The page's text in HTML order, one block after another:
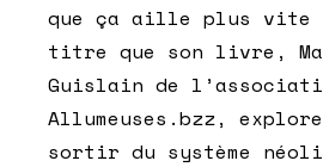
que ça aille plus vite ?
titre que son livre,
Guislain de
Allumeuses.bzz, explore
sortir du système